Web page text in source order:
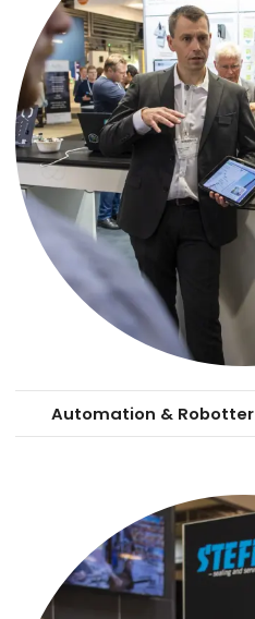
Automation & Robotter